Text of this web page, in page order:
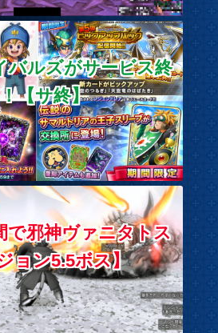
バルズがサービス終
【サ終】
で邪神ヴァニタトス
ョン5.5ボス】